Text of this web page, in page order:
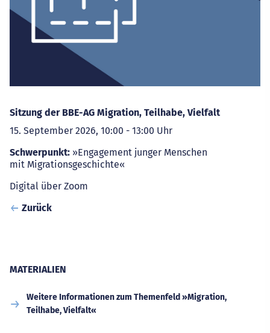
Sitzung der BBE-AG Migration, Teilhabe, Vielfalt
15. September 2026, 10:00 - 13:00 Uhr
Schwerpunkt: »Engagement junger Menschen
mit Migrationsgeschichte«
Digital über Zoom
Zurück
MATERIALIEN
Weitere Informationen zum Themenfeld »Migration,
Teilhabe, Vielfalt«